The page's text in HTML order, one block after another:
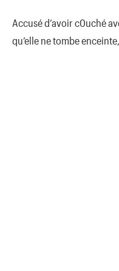
Accusé d’avoir c0uché
qu’elle ne tombe